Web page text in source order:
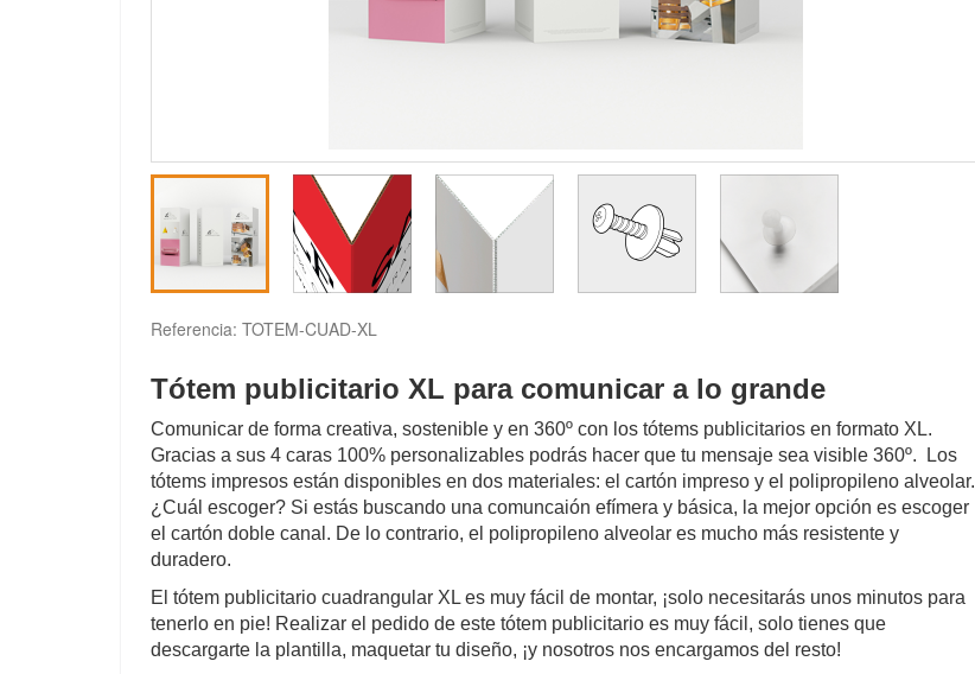
Referencia: TOTEM-CUAD-XL
Tótem publicitario XL para comunicar a lo grande
Comunicar de forma creativa, sostenible y en 360º con los tótems publicitarios en formato XL.
Gracias a sus 4 caras 100% personalizables podrás hacer que tu mensaje sea visible 360º. Los
tótems impresos están disponibles en dos materiales: el cartón impreso y el polipropileno alveolar.
¿Cuál escoger? Si estás buscando una comuncaión efímera y básica, la mejor opción es escoger
el cartón doble canal. De lo contrario, el polipropileno alveolar es mucho más resistente y
duradero.
El tótem publicitario cuadrangular XL es muy fácil de montar, ¡solo necesitarás unos minutos para
tenerlo en pie! Realizar el pedido de este tótem publicitario es muy fácil, solo tienes que
descargarte la plantilla, maquetar tu diseño, ¡y nosotros nos encargamos del resto!